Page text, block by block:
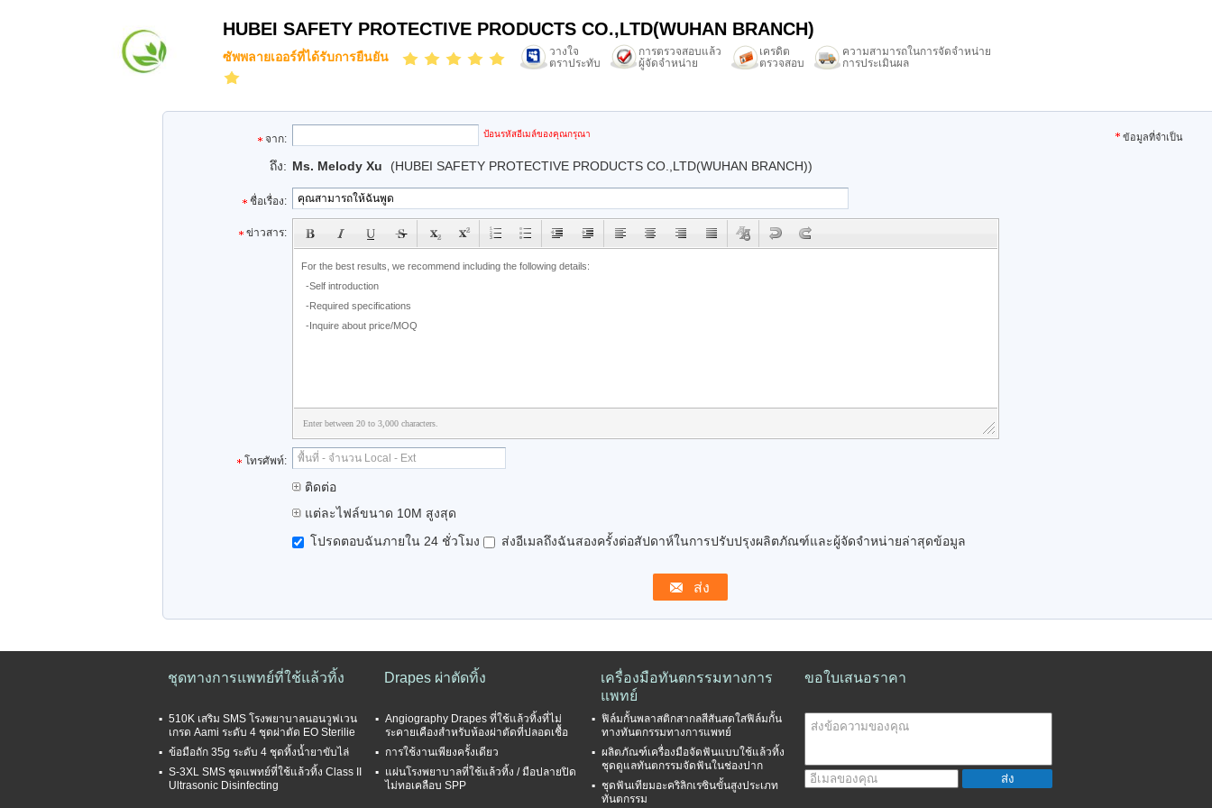
HUBEI SAFETY PROTECTIVE PRODUCTS CO.,LTD(WUHAN BRANCH)
ซัพพลายเออร์ที่ได้รับการยืนยัน
วางใจ
ตราประทับ
การตรวจสอบแล้ว
ผู้จัดจำหน่าย
เครดิต
ตรวจสอบ
ความสามารถในการจัดจำหน่าย
การประเมินผล
จาก: email
ป้อนรหัสอีเมล์ของคุณกรุณา ข้อมูลที่จำเป็น
ถึง: Ms. Melody Xu (HUBEI SAFETY PROTECTIVE PRODUCTS CO.,LTD(WUHAN BRANCH))
ชื่อเรื่อง:
subject
ข่าวสาร:
Enter between 20 to 3,000 characters.
โทรศัพท์:
ติดต่อ
แต่ละไฟล์ขนาด 10M สูงสุด
โปรดตอบฉันภายใน 24 ชั่วโมง
ส่งอีเมลถึงฉันสองครั้งต่อสัปดาห์ในการปรับปรุงผลิตภัณฑ์และผู้จัดจำหน่ายล่าสุดข้อมูล
ชุดทางการแพทย์ที่ใช้แล้วทิ้ง
510K เสริม SMS โรงพยาบาลนอนวูฟเวน
เกรด Aami ระดับ 4 ชุดผ่าตัด EO Sterilie
ข้อมือถัก 35g ระดับ 4 ชุดทิ้งน้ำยาขับไล่
S-3XL SMS ชุดแพทย์ที่ใช้แล้วทิ้ง Class II
Ultrasonic Disinfecting
Drapes ผ่าตัดทิ้ง
Angiography Drapes ที่ใช้แล้วทิ้งที่ไม่
ระคายเคืองสำหรับห้องผ่าตัดที่ปลอดเชื้อ
การใช้งานเพียงครั้งเดียว
แผ่นโรงพยาบาลที่ใช้แล้วทิ้ง / มือปลายปิด
ไม่ทอเคลือบ SPP
เครื่องมือทันตกรรมทางการ
แพทย์
ฟิล์มกั้นพลาสติกสากลสีสันสดใสฟิล์มกั้น
ทางทันตกรรมทางการแพทย์
ผลิตภัณฑ์เครื่องมือจัดฟันแบบใช้แล้วทิ้ง
ชุดดูแลทันตกรรมจัดฟันในช่องปาก
ชุดฟันเทียมอะคริลิกเรซินขั้นสูงประเภท
ทันตกรรม
ขอใบเสนอราคา
ส่ง